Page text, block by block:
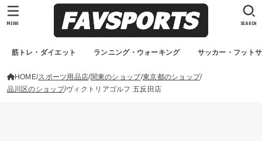
筋トレ・ダイエット ランニング・ウォーキング サッカー・フット
SEARCH
MENU
HOME スポーツ用品店 関東のショップ 東京都のショップ
品川区のショップ ヴィクトリアゴルフ 五反田店